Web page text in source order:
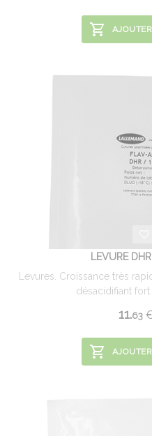
LEVURE
Levures. Croissance très
désacidifiant fort.
11.63